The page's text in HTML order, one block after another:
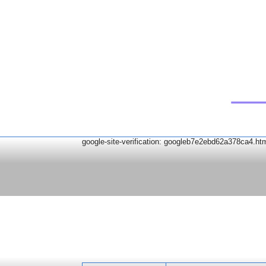
google-site-verification: